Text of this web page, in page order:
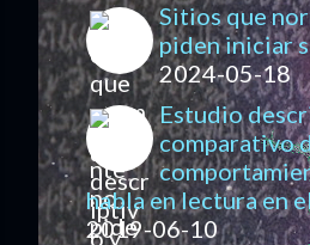
Sitios que
piden iniciar
2024-05-18
Estudio
comparativo
habla en lectura en
2019-06-10